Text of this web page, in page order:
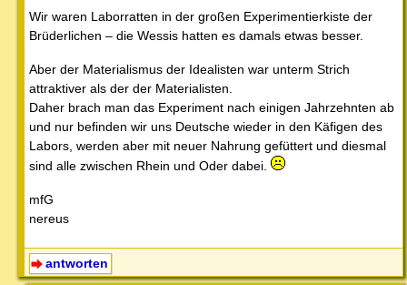
Wir waren Laborratten in der großen Experimentierkiste der
Brüderlichen – die Wessis hatten es damals etwas besser.
Aber der Materialismus der Idealisten war unterm Strich
attraktiver als der der Materialisten.
Daher brach man das Experiment nach einigen Jahrzehnten ab
und nur befinden wir uns Deutsche wieder in den Käfigen des
Labors, werden aber mit neuer Nahrung gefüttert und diesmal
sind alle zwischen Rhein und Oder dabei.
mfG
nereus
antworten